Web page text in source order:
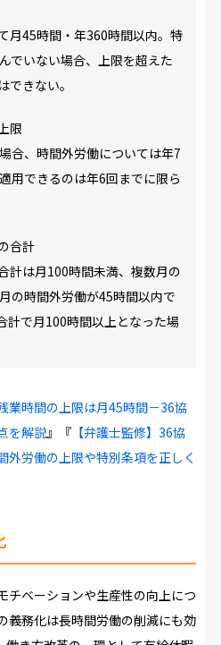
月45時間・年360時間以内。特
でいない場合、上限を超えた
きない。
限
合、時間外労働については年7
用できるのは年6回までに限ら
合計
計は月100時間未満、複数月の
の時間外労働が45時間以内で
計で月100時間以上となった場
業時間の上限は月45時間－36協
を解説』『【弁護士監修】36協
外労働の上限や特別条項を正しく
チベーションや生産性の向上につ
義務化は長時間労働の削減にも効